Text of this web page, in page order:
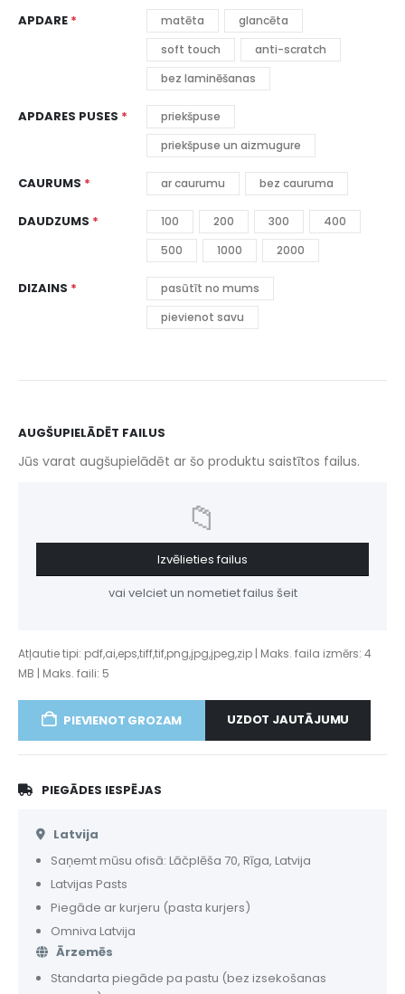
APDARE matēta
glancēta
soft touch
anti-scratch
bez laminēšanas
APDARES PUSES
priekšpuse
priekšpuse un aizmugure
CAURUMS ar caurumu bez cauruma
DAUDZUMS 100 200 300
400
500
1000 2000
DIZAINS
pasūtīt no mums
pievienot savu
AUGŠUPIELĀDĒT FAILUS
Jūs varat augšupielādēt ar šo produktu saistītos failus.
📁
Izvēlieties failus
vai velciet un nometiet failus šeit
Atļautie tipi: pdf,ai,eps,tiff,tif,png,jpg,jpeg,zip | Maks. faila izmērs: 4
MB | Maks. faili: 5
PIEVIENOT GROZAM UZDOT JAUTĀJUMU
PIEGĀDES IESPĒJAS
Latvija
Saņemt mūsu ofisā: Lāčplēša 70, Rīga, Latvija
Latvijas Pasts
Piegāde ar kurjeru (pasta kurjers)
Omniva Latvija
Ārzemēs
Standarta piegāde pa pastu (bez izsekošanas